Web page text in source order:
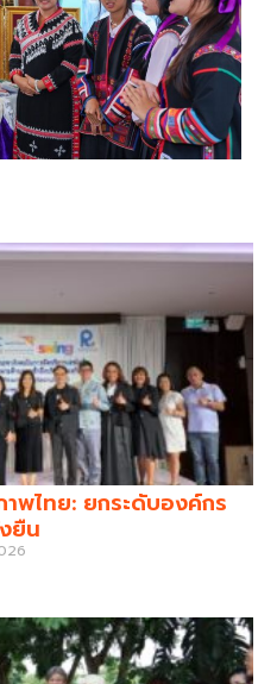
พไทย: ยกระดับองค์กร
ยืน